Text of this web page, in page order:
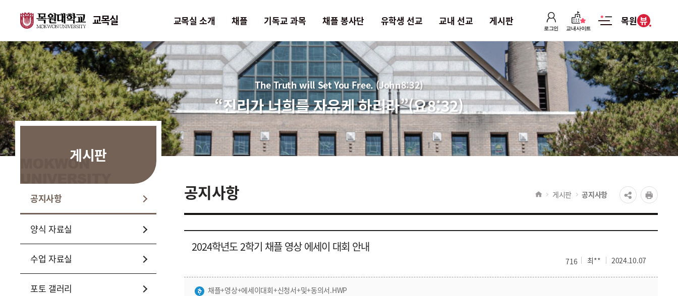
교목실
로그인 교내사이트
목원 뷰
교목실 소개
교목실 소개
인사말
위치 및 연락처
채플
채플
채플 소개
연합 채플
기독교 과목
기독교 과목
기독교의 이해
성서의 이해
목원콘서트 콰이어
채플 봉사단
채플 봉사단
AWAKE 찬양단
CAMPERSON
성가대
유학생 선교
유학생 선교
사랑의 샘터
S.E.M
교내 선교
교내 선교
교직원 경건회
기독교 동아리
게시판
게시판
공지사항
양식 자료실
수업 자료실
The Truth will Set You Free. (John8:32)
“진리가 너희를 자유케 하리라”(요8:32)
게시판
공지사항
양식 자료실
수업 자료실
포토 갤러리
공지사항 게시판 공지사항
2024학년도 2학기 채플 영상 에세이 대회 안내
최** 2024.10.07
716
채플+영상+에세이대회+신청서+및+동의서.HWP